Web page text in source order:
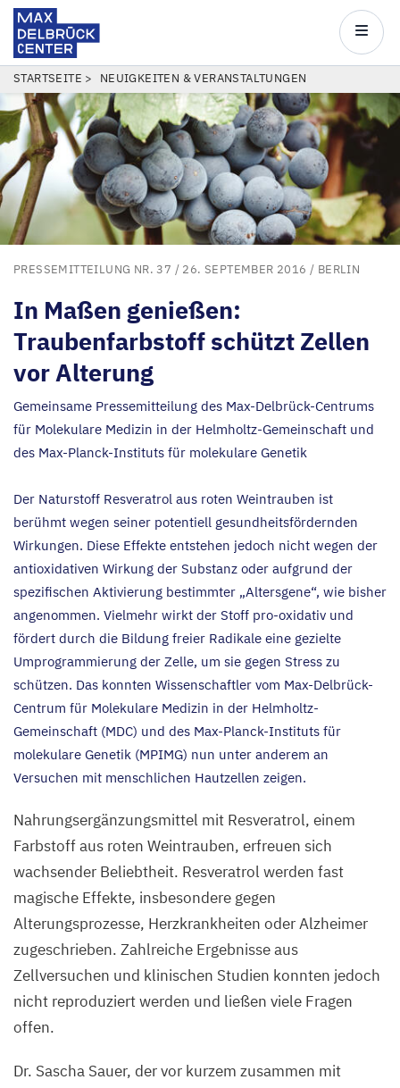
Direkt
zum
Inhalt
Center
Main
PFADNAVIGATION
STARTSEITE NEUIGKEITEN & VERANSTALTUNGEN
PRESSEMITTEILUNG NR. 37 / 26. SEPTEMBER 2016 / BERLIN
In Maßen genießen:
Traubenfarbstoff schützt Zellen
vor Alterung
Gemeinsame Pressemitteilung des Max-Delbrück-Centrums
für Molekulare Medizin in der Helmholtz-Gemeinschaft und
des Max-Planck-Instituts für molekulare Genetik
Der Naturstoff Resveratrol aus roten Weintrauben ist
berühmt wegen seiner potentiell gesundheitsfördernden
Wirkungen. Diese Effekte entstehen jedoch nicht wegen der
antioxidativen Wirkung der Substanz oder aufgrund der
spezifischen Aktivierung bestimmter „Altersgene“, wie bisher
angenommen. Vielmehr wirkt der Stoff pro-oxidativ und
fördert durch die Bildung freier Radikale eine gezielte
Umprogrammierung der Zelle, um sie gegen Stress zu
schützen. Das konnten Wissenschaftler vom Max-Delbrück-
Centrum für Molekulare Medizin in der Helmholtz-
Gemeinschaft (MDC) und des Max-Planck-Instituts für
molekulare Genetik (MPIMG) nun unter anderem an
Versuchen mit menschlichen Hautzellen zeigen.
Nahrungsergänzungsmittel mit Resveratrol, einem
Farbstoff aus roten Weintrauben, erfreuen sich
wachsender Beliebtheit. Resveratrol werden fast
magische Effekte, insbesondere gegen
Alterungsprozesse, Herzkrankheiten oder Alzheimer
zugeschrieben. Zahlreiche Ergebnisse aus
Zellversuchen und klinischen Studien konnten jedoch
nicht reproduziert werden und ließen viele Fragen
offen.
Dr. Sascha Sauer, der vor kurzem zusammen mit